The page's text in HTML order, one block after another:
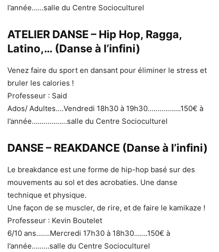
l’année……salle du Centre Socioculturel
ATELIER DANSE – Hip Hop, Ragga,
Latino,… (Danse à l’infini)
Venez faire du sport en dansant pour éliminer le stress et
bruler les calories !
Professeur : Said
Ados/ Adultes.…Vendredi 18h30 à 19h30…….……….150€ à
l’année………………salle du Centre Socioculturel
DANSE – REAKDANCE (Danse à l’infini)
Le breakdance est une forme de hip-hop basé sur des
mouvements au sol et des acrobaties. Une danse
technique et physique.
Une façon de se muscler, de rire, et de faire le kamikaze !
Professeur : Kevin Boutelet
6/10 ans…….Mercredi 17h30 à 18h30…….150€ à
l’année………salle du Centre Socioculturel